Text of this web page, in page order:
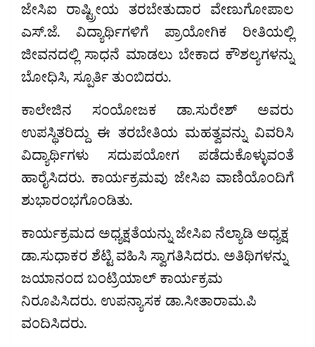
ಜೇಸಿಐ ರಾಷ್ಟ್ರೀಯ ತರಬೇತುದಾರ ವೇಣುಗೋಪಾಲ
ಎಸ್.ಜೆ. ವಿದ್ಯಾರ್ಥಿಗಳಿಗೆ ಪ್ರಾಯೋಗಿಕ ರೀತಿಯಲ್ಲಿ
ಜೀವನದಲ್ಲಿ ಸಾಧನೆ ಮಾಡಲು ಬೇಕಾದ ಕೌಶಲ್ಯಗಳನ್ನು
ಬೋಧಿಸಿ, ಸ್ಪೂರ್ತಿ ತುಂಬಿದರು.
ಕಾಲೇಜಿನ ಸಂಯೋಜಕ ಡಾ.ಸುರೇಶ್ ಅವರು
ಉಪಸ್ಥಿತರಿದ್ದು ಈ ತರಬೇತಿಯ ಮಹತ್ವವನ್ನು ವಿವರಿಸಿ
ವಿದ್ಯಾರ್ಥಿಗಳು ಸದುಪಯೋಗ ಪಡೆದುಕೊಳ್ಳುವಂತೆ
ಹಾರೈಸಿದರು. ಕಾರ್ಯಕ್ರಮವು ಜೇಸಿಐ ವಾಣಿಯೊಂದಿಗೆ
ಶುಭಾರಂಭಗೊಂಡಿತು.
ಕಾರ್ಯಕ್ರಮದ ಅಧ್ಯಕ್ಷತೆಯನ್ನು ಜೇಸಿಐ ನೆಲ್ಯಾಡಿ ಅಧ್ಯಕ್ಷ
ಡಾ.ಸುಧಾಕರ ಶೆಟ್ಟಿ ವಹಿಸಿ ಸ್ವಾಗತಿಸಿದರು. ಅತಿಥಿಗಳನ್ನು
ಜಯಾನಂದ ಬಂಟ್ರಿಯಾಲ್ ಕಾರ್ಯಕ್ರಮ
ನಿರೂಪಿಸಿದರು. ಉಪನ್ಯಾಸಕ ಡಾ.ಸೀತಾರಾಮ.ಪಿ
ವಂದಿಸಿದರು.